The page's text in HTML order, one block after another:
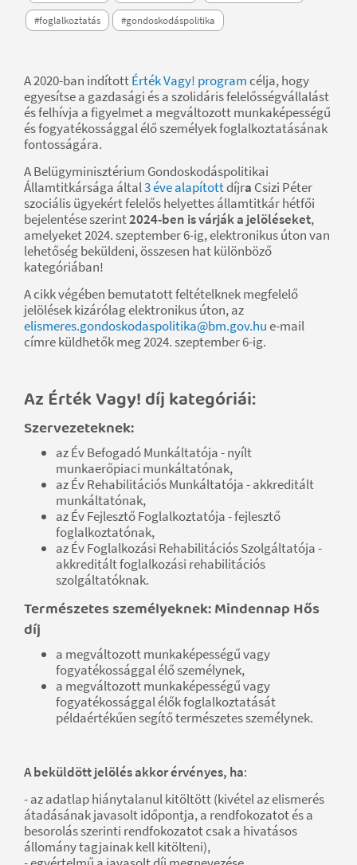
#foglalkoztatás #gondoskodáspolitika
A 2020-ban indítottÉrték Vagy! programcélja, hogy
egyesítse a gazdasági és a szolidáris felelősségvállalást
és felhívja a figyelmet a megváltozott munkaképességű
és fogyatékossággal élő személyek foglalkoztatásának
fontosságára.
A Belügyminisztérium Gondoskodáspolitikai
Államtitkársága által3 éve alapítottdíjra Csizi Péter
szociális ügyekért felelős helyettes államtitkár hétfői
bejelentése szerint2024-ben is várják a jelöléseket,
amelyeket 2024. szeptember 6-ig, elektronikus úton van
lehetőség beküldeni, összesen hat különböző
kategóriában!
A cikk végében bemutatott feltételknek megfelelő
jelölések kizárólag elektronikus úton, az
elismeres.gondoskodaspolitika@bm.gov.hue-mail
címre küldhetők meg 2024. szeptember 6-ig.
Az Érték Vagy! díj kategóriái:
Szervezeteknek:
az Év Befogadó Munkáltatója - nyílt
munkaerőpiaci munkáltatónak,
az Év Rehabilitációs Munkáltatója - akkreditált
munkáltatónak,
az Év Fejlesztő Foglalkoztatója - fejlesztő
foglalkoztatónak,
az Év Foglalkozási Rehabilitációs Szolgáltatója -
akkreditált foglalkozási rehabilitációs
szolgáltatóknak.
Természetes személyeknek: Mindennap Hős
díj
a megváltozott munkaképességű vagy
fogyatékossággal élő személynek,
a megváltozott munkaképességű vagy
fogyatékossággal élők foglalkoztatását
példaértékűen segítő természetes személynek.
A beküldött jelölés akkor érvényes, ha:
- az adatlap hiánytalanul kitöltött (kivétel az elismerés
átadásának javasolt időpontja, a rendfokozatot és a
besorolás szerinti rendfokozatot csak a hivatásos
állomány tagjainak kell kitölteni),